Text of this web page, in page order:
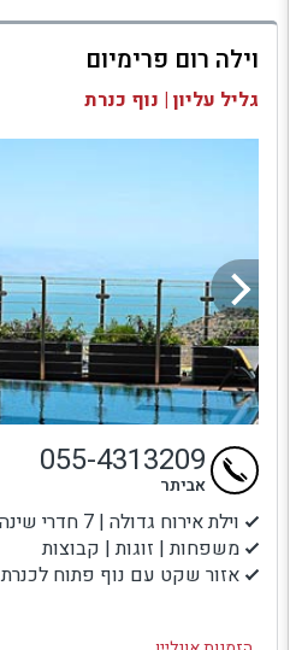
למתחם זה
בדיקת זמינות ומחירים
וילה רום פרימיום
גליל עליון | נוף כנרת
וילת אירוח גדולה | 7 חדרי שינה בסגנון סוויטות
משפחות | זוגות | קבוצות
אזור שקט עם נוף פתוח לכנרת
055-4313209
אביתר